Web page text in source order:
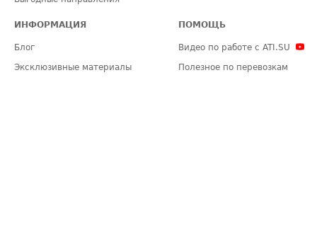
ИНФОРМАЦИЯ
Блог
Эксклюзивные материалы
ПОМОЩЬ
Видео по работе с ATI.SU
Полезное по перевозкам